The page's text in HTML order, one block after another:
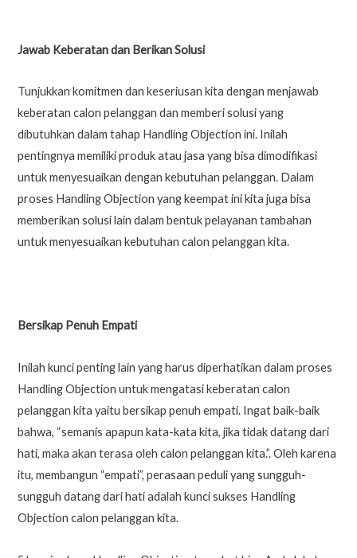
Jawab Keberatan dan Berikan Solusi
Tunjukkan komitmen dan keseriusan kita dengan menjawab
keberatan calon pelanggan dan memberi solusi yang
dibutuhkan dalam tahap Handling Objection ini. Inilah
pentingnya memiliki produk atau jasa yang bisa dimodifikasi
untuk menyesuaikan dengan kebutuhan pelanggan. Dalam
proses Handling Objection yang keempat ini kita juga bisa
memberikan solusi lain dalam bentuk pelayanan tambahan
untuk menyesuaikan kebutuhan calon pelanggan kita.
Bersikap Penuh Empati
Inilah kunci penting lain yang harus diperhatikan dalam proses
Handling Objection untuk mengatasi keberatan calon
pelanggan kita yaitu bersikap penuh empati. Ingat baik-baik
bahwa, “semanis apapun kata-kata kita, jika tidak datang dari
hati, maka akan terasa oleh calon pelanggan kita.”. Oleh karena
itu, membangun “empati”, perasaan peduli yang sungguh-
sungguh datang dari hati adalah kunci sukses Handling
Objection calon pelanggan kita.